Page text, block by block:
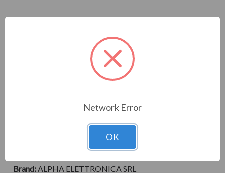
5M 528LED COB
Brand:ALPHA ELETTRONICA SRL
Network Error
OK